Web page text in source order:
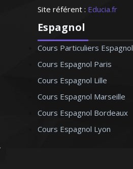
Site référent : Educia.fr
Espagnol
Cours Particuliers Espagnol
Cours Espagnol Paris
Cours Espagnol Lille
Cours Espagnol Marseille
Cours Espagnol Bordeaux
Cours Espagnol Lyon